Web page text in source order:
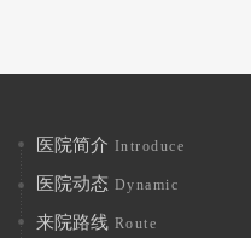
医院简介 Introduce
医院动态 Dynamic
来院路线 Route